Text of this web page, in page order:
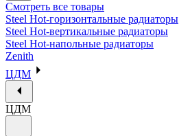
Смотреть все товары
Steel Hot-горизонтальные радиаторы
Steel Hot-вертикальные радиаторы
Steel Hot-напольные радиаторы
Zenith
ЦДМ
ЦДМ